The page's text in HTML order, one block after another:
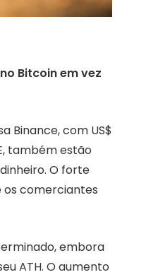
Bitcoin em vez
Binance, com US$
também estão
O forte
os comerciantes
embora
ATH. O aumento